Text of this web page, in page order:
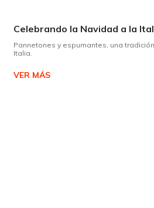
Pannetones y espumantes, una
Italia.
VER MÁS